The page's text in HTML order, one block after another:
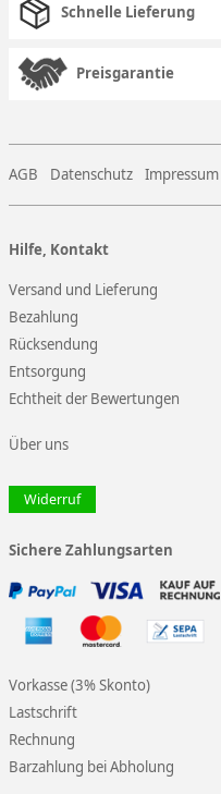
Schnelle Lieferung
Preisgarantie
AGB Datenschutz Impressum
Hilfe, Kontakt
Versand und Lieferung
Bezahlung
Rücksendung
Entsorgung
Echtheit der Bewertungen
Über uns
Widerruf
Sichere Zahlungsarten
Vorkasse (3% Skonto)
Lastschrift
Rechnung
Barzahlung bei Abholung